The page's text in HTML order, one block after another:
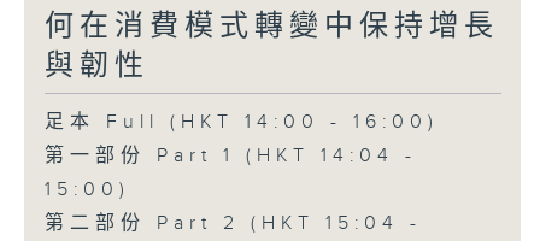
何在消費模式轉變中保持增長
與韌性
足本 Full (HKT 14:00 - 16:00)
第一部份 Part 1 (HKT 14:04 -
15:00)
第二部份 Part 2 (HKT 15:04 -